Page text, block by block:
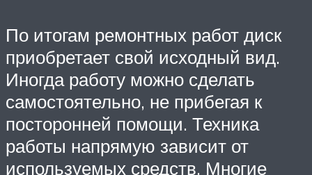
По итогам ремонтных работ диск
приобретает свой исходный вид.
Иногда работу можно сделать
самостоятельно, не прибегая к
посторонней помощи. Техника
работы напрямую зависит от
используемых средств. Многие